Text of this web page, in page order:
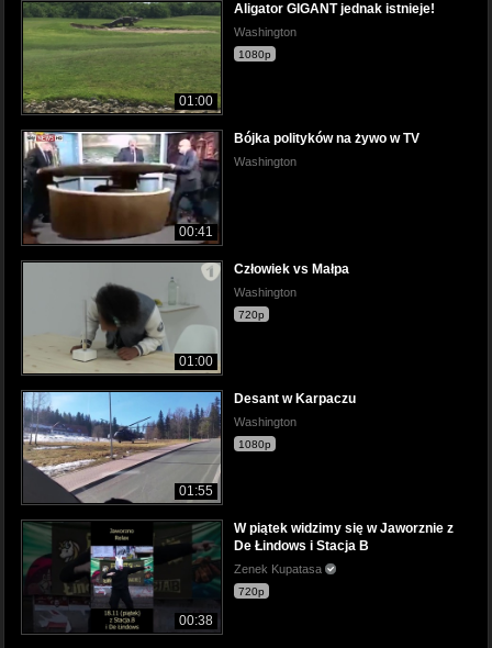
01:00
Aligator GIGANT jednak istnieje!
Washington
1080p
00:41
Bójka polityków na żywo w TV
Washington
01:00
Człowiek vs Małpa
Washington
720p
01:55
Desant w Karpaczu
Washington
1080p
00:38
W piątek widzimy się w Jaworznie z
De Łindows i Stacja B
Zenek Kupatasa
720p